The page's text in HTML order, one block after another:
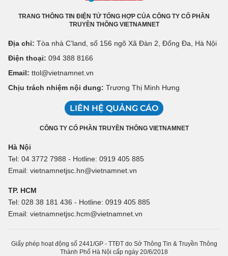
TRANG THÔNG TIN ĐIỆN TỬ TỔNG HỢP CỦA CÔNG TY CỔ PHẦN
TRUYỀN THÔNG VIETNAMNET
Địa chỉ: Tòa nhà C’land, số 156 ngõ Xã Đàn 2, Đống Đa, Hà Nội
Điện thoại: 094 388 8166
Email: ttol@vietnamnet.vn
Chịu trách nhiệm nội dung: Trương Thị Minh Hưng
LIÊN HỆ QUẢNG CÁO
CÔNG TY CỔ PHẦN TRUYỀN THÔNG VIETNAMNET
Hà Nội
Tel: 04 3772 7988 - Hotline: 0919 405 885
Email: vietnamnetjsc.hn@vietnamnet.vn
TP. HCM
Tel: 028 38 181 436 - Hotline: 0919 405 885
Email: vietnamnetjsc.hcm@vietnamnet.vn
Giấy phép hoạt động số 2441/GP - TTĐT do Sở Thông Tin & Truyền Thông
Thành Phố Hà Nội cấp ngày 20/6/2018